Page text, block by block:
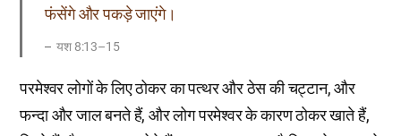
फंसेंगे और पकड़े जाएंगे।
यश 8:13–15
परमेश्वर लोगों के लिए ठोकर का पत्थर और ठेस की चट्टान, और
फन्दा और जाल बनते हैं, और लोग परमेश्वर के कारण ठोकर खाते हैं,